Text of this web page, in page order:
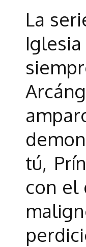
La
tú,
con el